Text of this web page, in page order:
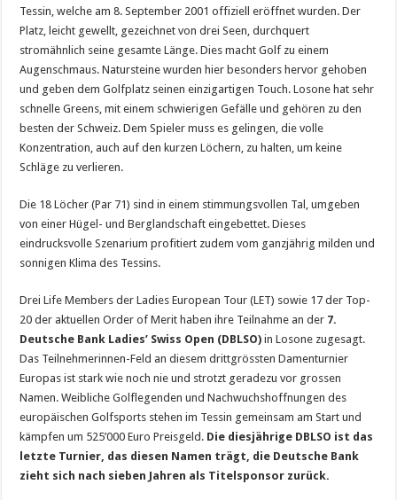
Tessin, welche am 8. September 2001 offiziell eröffnet wurden. Der
Platz, leicht gewellt, gezeichnet von drei Seen, durchquert
stromähnlich seine gesamte Länge. Dies macht Golf zu einem
Augenschmaus. Natursteine wurden hier besonders hervor gehoben
und geben dem Golfplatz seinen einzigartigen Touch. Losone hat sehr
schnelle Greens, mit einem schwierigen Gefälle und gehören zu den
besten der Schweiz. Dem Spieler muss es gelingen, die volle
Konzentration, auch auf den kurzen Löchern, zu halten, um keine
Schläge zu verlieren.
Die 18 Löcher (Par 71) sind in einem stimmungsvollen Tal, umgeben
von einer Hügel- und Berglandschaft eingebettet. Dieses
eindrucksvolle Szenarium profitiert zudem vom ganzjährig milden und
sonnigen Klima des Tessins.
Drei Life Members der Ladies European Tour (LET) sowie 17 der Top-
20 der aktuellen Order of Merit haben ihre Teilnahme an der 7.
Deutsche Bank Ladies’ Swiss Open (DBLSO) in Losone zugesagt.
Das Teilnehmerinnen-Feld an diesem drittgrössten Damenturnier
Europas ist stark wie noch nie und strotzt geradezu vor grossen
Namen. Weibliche Golflegenden und Nachwuchshoffnungen des
europäischen Golfsports stehen im Tessin gemeinsam am Start und
kämpfen um 525’000 Euro Preisgeld. Die diesjährige DBLSO ist das
letzte Turnier, das diesen Namen trägt, die Deutsche Bank
zieht sich nach sieben Jahren als Titelsponsor zurück.